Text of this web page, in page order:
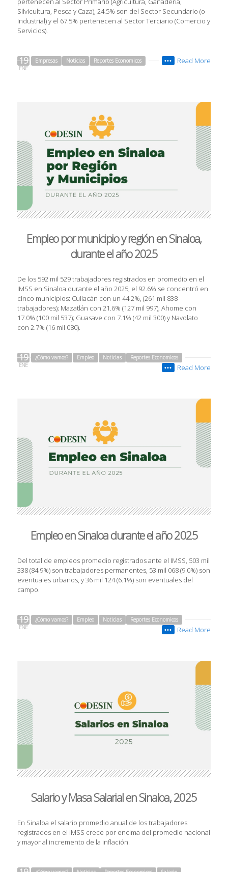
Silvicultura, Pesca y Caza), 24.5% son del Sector Secundario (o
Industrial) y el 67.5% pertenecen al Sector Terciario (Comercio y
Servicios).
19
ENE
Empresas Noticias Reportes Economicos Read More
•••
Empleo por municipio y región en Sinaloa,
durante el año 2025
De los 592 mil 529 trabajadores registrados en promedio en el
IMSS en Sinaloa durante el año 2025, el 92.6% se concentró en
cinco municipios: Culiacán con un 44.2%, (261 mil 838
trabajadores); Mazatlán con 21.6% (127 mil 997); Ahome con
17.0% (100 mil 537); Guasave con 7.1% (42 mil 300) y Navolato
con 2.7% (16 mil 080).
19
ENE
¿Cómo vamos? Empleo Noticias Reportes Economicos
Read More
•••
Empleo en Sinaloa durante el año 2025
Del total de empleos promedio registrados ante el IMSS, 503 mil
338 (84.9%) son trabajadores permanentes, 53 mil 068 (9.0%) son
eventuales urbanos, y 36 mil 124 (6.1%) son eventuales del
campo.
19
ENE
¿Cómo vamos? Empleo Noticias Reportes Economicos
Read More
•••
Salario y Masa Salarial en Sinaloa, 2025
En Sinaloa el salario promedio anual de los trabajadores
registrados en el IMSS crece por encima del promedio nacional
y mayor al incremento de la inflación.